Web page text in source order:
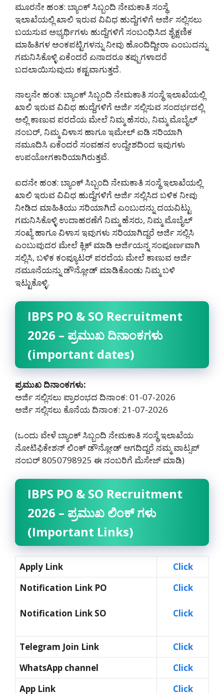
ಮೂರನೇ ಹಂತ: ಬ್ಯಾಂಕ್ ಸಿಬ್ಬಂದಿ ನೇಮಕಾತಿ ಸಂಸ್ಥೆ
ಇಲಾಖೆಯಲ್ಲಿ ಖಾಲಿ ಇರುವ ವಿವಿಧ ಹುದ್ದೆಗಳಿಗೆ ಅರ್ಜಿ ಸಲ್ಲಿಸಲು
ಬಯಸುವ ಅಭ್ಯರ್ಥಿಗಳು ಹುದ್ದೆಗಳಿಗೆ ಸಂಬಂಧಿಸಿದ ಶೈಕ್ಷಣಿಕ
ಮಾಹಿತಿಗಳ ಅಂಕಪಟ್ಟಿಗಳನ್ನು ನೀವು ಹೊಂದಿದ್ದೀರಾ ಎಂಬುದನ್ನು
ಗಮನಿಸಿಕೊಳ್ಳಿ ಏಕೆಂದರೆ ಏನಾದರೂ ತಪ್ಪುಗಳಾದರೆ
ಬದಲಾಯಿಸುವುದು ಕಷ್ಟವಾಗುತ್ತದೆ.
ನಾಲ್ಕನೇ ಹಂತ: ಬ್ಯಾಂಕ್ ಸಿಬ್ಬಂದಿ ನೇಮಕಾತಿ ಸಂಸ್ಥೆ ಇಲಾಖೆಯಲ್ಲಿ
ಖಾಲಿ ಇರುವ ವಿವಿಧ ಹುದ್ದೆಗಳಿಗೆ ಅರ್ಜಿ ಸಲ್ಲಿಸುವ ಸಂದರ್ಭದಲ್ಲಿ
ಅಲ್ಲಿ ಕಾಣುವ ಪರದೆಯ ಮೇಲೆ ನಿಮ್ಮ ಹೆಸರು, ನಿಮ್ಮ ಮೊಬೈಲ್
ನಂಬರ್, ನಿಮ್ಮ ವಿಳಾಸ ಹಾಗೂ ಇಮೇಲ್ ಐಡಿ ಸರಿಯಾಗಿ
ನಮೂದಿಸಿ ಏಕೆಂದರೆ ಸಂವಹನ ಉದ್ದೇಶದಿಂದ ಇವುಗಳು
ಉಪಯೋಗಕಾರಿಯಾಗಿರುತ್ತವೆ.
ಐದನೇ ಹಂತ: ಬ್ಯಾಂಕ್ ಸಿಬ್ಬಂದಿ ನೇಮಕಾತಿ ಸಂಸ್ಥೆ ಇಲಾಖೆಯಲ್ಲಿ
ಖಾಲಿ ಇರುವ ವಿವಿಧ ಹುದ್ದೆಗಳಿಗೆ ಅರ್ಜಿ ಸಲ್ಲಿಸಿದ ಬಳಿಕ ನೀವು
ನೀಡಿದ ಮಾಹಿತಿಯು ಸರಿಯಾಗಿದೆ ಎಂಬುದನ್ನು ದಯವಿಟ್ಟು
ಗಮನಿಸಿಕೊಳ್ಳಿ ಉದಾಹರಣೆಗೆ ನಿಮ್ಮ ಹೆಸರು, ನಿಮ್ಮ ಮೊಬೈಲ್
ಸಂಖ್ಯೆ ಹಾಗೂ ವಿಳಾಸ ಇವುಗಳು ಸರಿಯಾಗಿದ್ದರೆ ಅರ್ಜಿ ಸಲ್ಲಿಸಿ
ಎಂಬುವುದರ ಮೇಲೆ ಕ್ಲಿಕ್ ಮಾಡಿ ಅರ್ಜಿಯನ್ನ ಸಂಪೂರ್ಣವಾಗಿ
ಸಲ್ಲಿಸಿ, ಬಳಿಕ ಕಂಪ್ಯೂಟರ್ ಪರದೆಯ ಮೇಲೆ ಕಾಣುವ ಅರ್ಜಿ
ನಮೂನೆಯನ್ನು ಡೌನ್ಲೋಡ್ ಮಾಡಿಕೊಂಡು ನಿಮ್ಮ ಬಳಿ
ಇಟ್ಟುಕೊಳ್ಳಿ.
IBPS PO & SO Recruitment
2026 – ಪ್ರಮುಖ ದಿನಾಂಕಗಳು
(important dates)
ಪ್ರಮುಖ ದಿನಾಂಕಗಳು:
ಅರ್ಜಿ ಸಲ್ಲಿಸಲು ಪ್ರಾರಂಭದ ದಿನಾಂಕ: 01-07-2026
ಅರ್ಜಿ ಸಲ್ಲಿಸಲು ಕೊನೆಯ ದಿನಾಂಕ: 21-07-2026
(ಒಂದು ವೇಳೆ ಬ್ಯಾಂಕ್ ಸಿಬ್ಬಂದಿ ನೇಮಕಾತಿ ಸಂಸ್ಥೆ ಇಲಾಖೆಯ
ನೋಟಿಫಿಕೇಶನ್ ಲಿಂಕ್ ಡೌನ್ಲೋಡ್ ಆಗದಿದ್ದರೆ ನಮ್ಮ ವಾಟ್ಸಪ್
ನಂಬರ್ 8050798925‌ ಈ ನಂಬರಿಗೆ ಮೆಸೇಜ್ ಮಾಡಿ)
IBPS PO & SO Recruitment
2026 – ಪ್ರಮುಖ ಲಿಂಕ್ ಗಳು
(Important Links)
Apply Link
Click
Notification Link PO
Notification Link SO
Click
Click
Telegram Join Link
Click
WhatsApp channel
Click
App Link
Click